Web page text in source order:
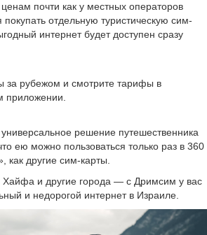
почти как у местных операторов
отдельную туристическую сим-
интернет будет доступен сразу
за рубежом и смотрите тарифы в
приложении.
решение путешественника
ею можно пользоваться только раз в 360
как другие сим-карты.
и другие города — с Дримсим у вас
и недорогой интернет в Израиле.